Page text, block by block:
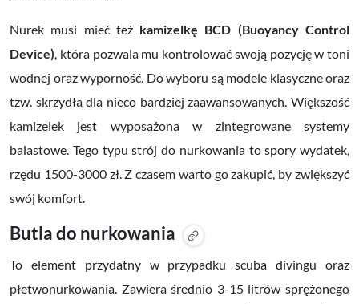
Nurek musi mieć też kamizelkę BCD (Buoyancy Control
Device), która pozwala mu kontrolować swoją pozycję w toni
wodnej oraz wyporność. Do wyboru są modele klasyczne oraz
tzw. skrzydła dla nieco bardziej zaawansowanych. Większość
kamizelek jest wyposażona w zintegrowane systemy
balastowe. Tego typu strój do nurkowania to spory wydatek,
rzędu 1500-3000 zł. Z czasem warto go zakupić, by zwiększyć
swój komfort.
Butla do nurkowania
To element przydatny w przypadku scuba divingu oraz
płetwonurkowania. Zawiera średnio 3-15 litrów sprężonego